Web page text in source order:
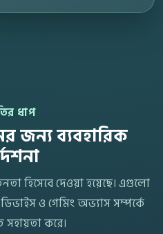
ধাপ
জন্য ব্যবহারিক
হিসেবে দেওয়া হয়েছে। এগুলো
ও গেমিং অভ্যাস সম্পর্কে
সহায়তা করে।